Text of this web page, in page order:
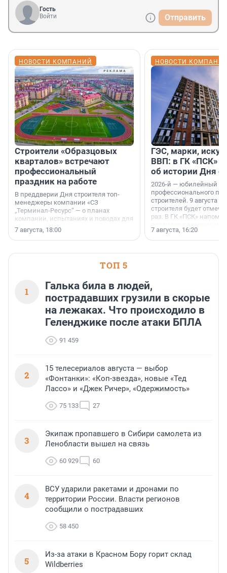
Гость
Войти
Отправить
НОВОСТИ КОМПАНИЙ
Строители «Образцовых
кварталов» встречают
профессиональный
праздник на работе
В преддверии Дня строителя топ-
менеджеры компании «СЗ
„Терминал-Ресурс“ — о планах
компании, испытаниях и поводах для
осторожного оптимизма.
7 августа, 18:00
НОВОСТИ
ГЭС, марки,
ВВП: в ГК «ПСК»
об истории Дня
2026-й — юбилейный
профессионального
строителей. 9 августа
строителя будет
раз. В ГК «ПСК»
поменялась роль
7 августа, 16:20
ТОП 5
1
Галька била в людей,
пострадавших грузили в скорые
на лежаках. Что происходило в
Геленджике после атаки БПЛА
91 459
2
15 телесериалов августа — выбор
«Фонтанки»: «Коп-звезда», новые «Тед
Лассо» и «Джек Ричер», «Одержимость»
75 133 27
3
Экипаж пропавшего в Сибири самолета из
Ленобласти вышел на связь
60 929 60
4
ВСУ ударили ракетами и дронами по
территории России. Власти регионов
сообщили о пострадавших
58 450
5
Из-за атаки в Красном Бору горит склад
Wildberries